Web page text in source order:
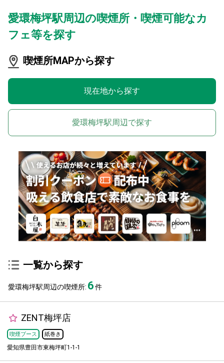
愛環梅坪駅周辺の喫煙所・喫煙可能なカ
フェ等を探す
喫煙所MAPから探す
現在地から探す
愛環梅坪駅周辺で探す
一覧から探す
愛環梅坪駅周辺の喫煙所: 6件
ZENT梅坪店
喫煙ブース 紙巻き
愛知県豊田市東梅坪町1-1-1